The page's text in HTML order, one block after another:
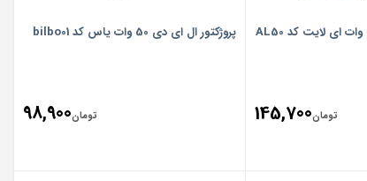
تومان145,700
پروژکتور ال ای دی 50 وات یاس کد bilbo01
تومان98,900